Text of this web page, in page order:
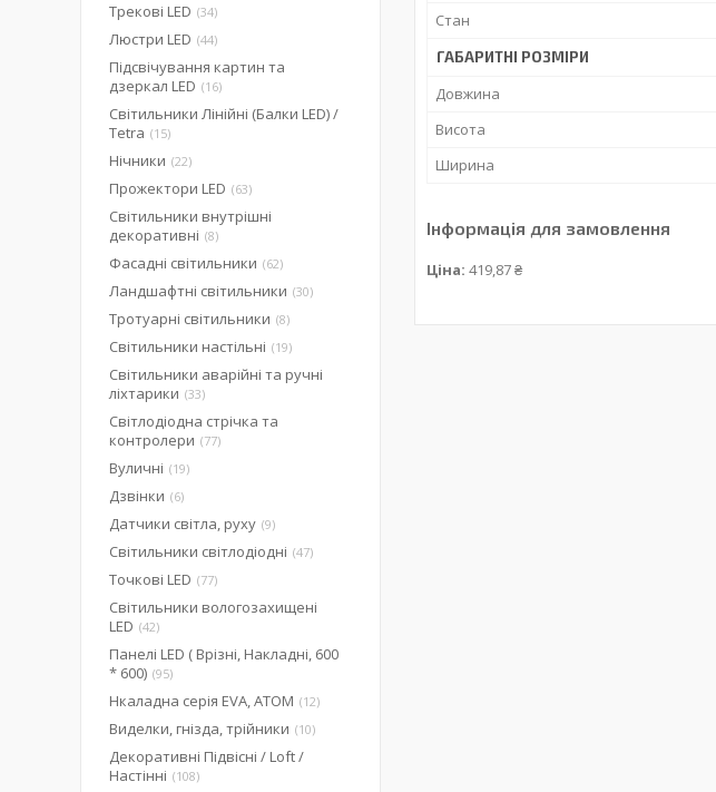
Стан
ГАБАРИТНІ РОЗМІРИ
Довжина
Висота
Ширина
Інформація для замовлення
Ціна: 419,87 ₴
Трекові LED 34
Люстри LED 44
Підсвічування картин та
дзеркал LED
16
Світильники Лінійні (Балки LED) /
Tetra
15
Нічники 22
Прожектори LED 63
Світильники внутрішні
декоративні 8
Фасадні світильники 62
Ландшафтні світильники 30
Тротуарні світильники 8
Світильники настільні 19
Світильники аварійні та ручні
ліхтарики 33
Світлодіодна стрічка та
контролери
77
Вуличні 19
Дзвінки 6
Датчики світла, руху 9
Світильники світлодіодні 47
Точкові LED 77
Світильники вологозахищені
LED 42
Панелі LED ( Врізні, Накладні, 600
* 600) 95
Нкаладна серія EVA, ATOM 12
Виделки, гнізда, трійники 10
Декоративні Підвісні / Loft /
Настінні
108